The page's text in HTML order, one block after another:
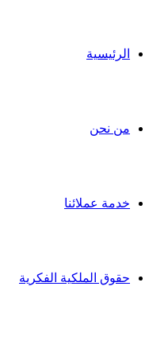
الرئيسية
من نحن
خدمة عملائنا
حقوق الملكية الفكرية